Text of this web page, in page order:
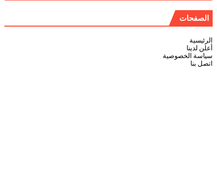
الصفحات
الرئيسية
أعلن لدينا
سياسة الخصوصية
اتصل بنا